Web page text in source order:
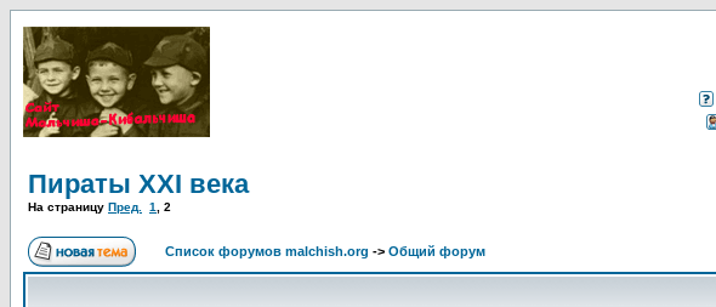
Пираты XXI века
На страницу Пред. 1 2
Список форумов malchish.org -> Общий форум